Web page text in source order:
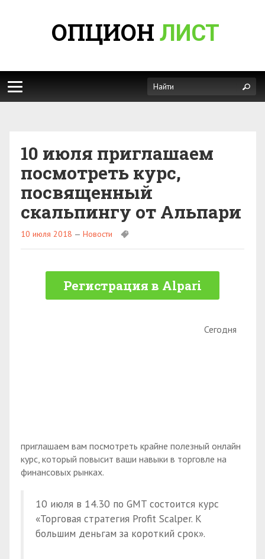
ОПЦИОН ЛИСТ
10 июля приглашаем
посмотреть курс,
посвященный
скальпингу от Альпари
10 июля 2018 — Новости
Регистрация в Alpari
Сегодня
приглашаем вам посмотреть крайне полезный онлайн
курс, который повысит ваши навыки в торговле на
финансовых рынках.
10 июля в 14.30 по GMT состоится курс
«Торговая стратегия Profit Scalper. К
большим деньгам за короткий срок».